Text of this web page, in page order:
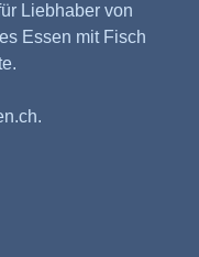
Liebhaber von
Essen mit Fisch
.